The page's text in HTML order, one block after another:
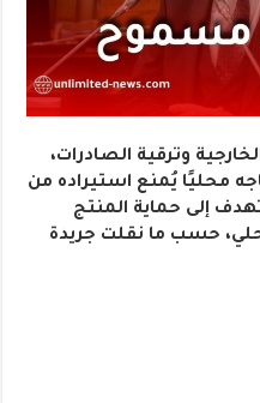
وترقية الصادرات،
محليًا يُمنع استيراده من
إلى حماية المنتج
حسب ما نقلت جريدة